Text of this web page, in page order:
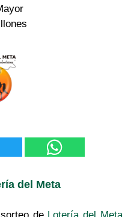
del Meta
de Lotería del Meta